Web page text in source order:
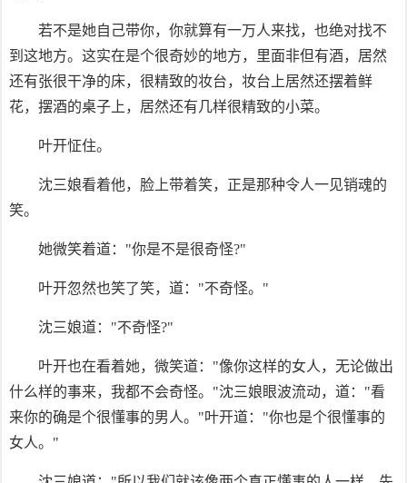
若不是她自己带你，你就算有一万人来找，也绝对找不
到这地方。这实在是个很奇妙的地方，里面非但有酒，居然
还有张很干净的床，很精致的妆台，妆台上居然还摆着鲜
花，摆酒的桌子上，居然还有几样很精致的小菜。
叶开怔住。
沈三娘看着他，脸上带着笑，正是那种令人一见销魂的
笑。
她微笑着道："你是不是很奇怪?"
叶开忽然也笑了笑，道："不奇怪。"
沈三娘道："不奇怪?"
叶开也在看着她，微笑道："像你这样的女人，无论做出
什么样的事来，我都不会奇怪。"沈三娘眼波流动，道："看
来你的确是个很懂事的男人。"叶开道："你也是个很懂事的
女人。"